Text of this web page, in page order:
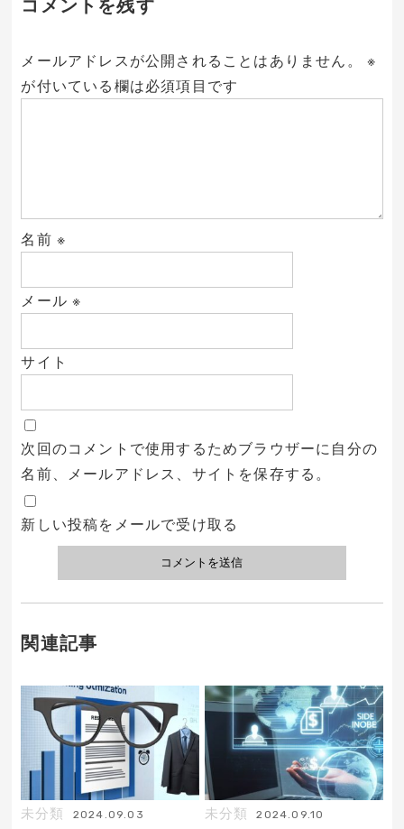
メールアドレスが公開されることはありません。
※
が付いている欄は必須項目です
名前※
メール※
サイト
次回のコメントで使用するためブラウザーに自分の
名前、メールアドレス、サイトを保存する。
新しい投稿をメールで受け取る
関連記事
未分類 2024.09.03 未分類 2024.09.10